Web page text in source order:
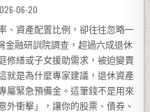
DATE:
06-20
、資產配置比例，卻往往忽略一
融研訓院調查，超過六成退休
修繕或子女援助需求，被迫變賣
就是為什麼專家建議，退休資產
屬緊急預備金。這筆錢不是用來
外衝擊」，讓你的股票、債券、